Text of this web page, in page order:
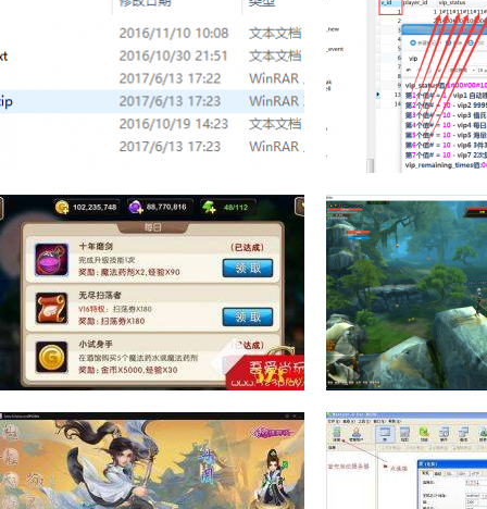
冒险岛079V2完美整合服务端
内含GM工具+补丁
424991 1375
攻城掠地一键
详细架设方法+
423361
我叫MT2一键服务端+GM工具
+局域网架设+修改
155版完美国际
拟镜像一键服务